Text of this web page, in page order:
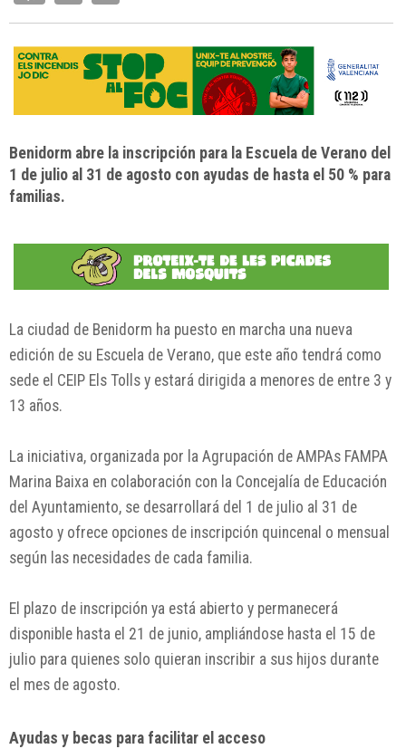
Benidorm abre la inscripción para la Escuela de Verano del
1 de julio al 31 de agosto con ayudas de hasta el 50 % para
familias.
La ciudad de Benidorm ha puesto en marcha una nueva
edición de su Escuela de Verano, que este año tendrá como
sede el CEIP Els Tolls y estará dirigida a menores de entre 3 y
13 años.
La iniciativa, organizada por la Agrupación de AMPAs FAMPA
Marina Baixa en colaboración con la Concejalía de Educación
del Ayuntamiento, se desarrollará del 1 de julio al 31 de
agosto y ofrece opciones de inscripción quincenal o mensual
según las necesidades de cada familia.
El plazo de inscripción ya está abierto y permanecerá
disponible hasta el 21 de junio, ampliándose hasta el 15 de
julio para quienes solo quieran inscribir a sus hijos durante
el mes de agosto.
Ayudas y becas para facilitar el acceso